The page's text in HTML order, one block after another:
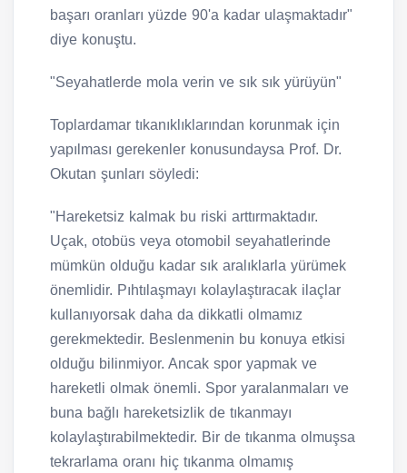
başarı oranları yüzde 90'a kadar ulaşmaktadır"
diye konuştu.
"Seyahatlerde mola verin ve sık sık yürüyün"
Toplardamar tıkanıklıklarından korunmak için
yapılması gerekenler konusundaysa Prof. Dr.
Okutan şunları söyledi:
"Hareketsiz kalmak bu riski arttırmaktadır.
Uçak, otobüs veya otomobil seyahatlerinde
mümkün olduğu kadar sık aralıklarla yürümek
önemlidir. Pıhtılaşmayı kolaylaştıracak ilaçlar
kullanıyorsak daha da dikkatli olmamız
gerekmektedir. Beslenmenin bu konuya etkisi
olduğu bilinmiyor. Ancak spor yapmak ve
hareketli olmak önemli. Spor yaralanmaları ve
buna bağlı hareketsizlik de tıkanmayı
kolaylaştırabilmektedir. Bir de tıkanma olmuşsa
tekrarlama oranı hiç tıkanma olmamış